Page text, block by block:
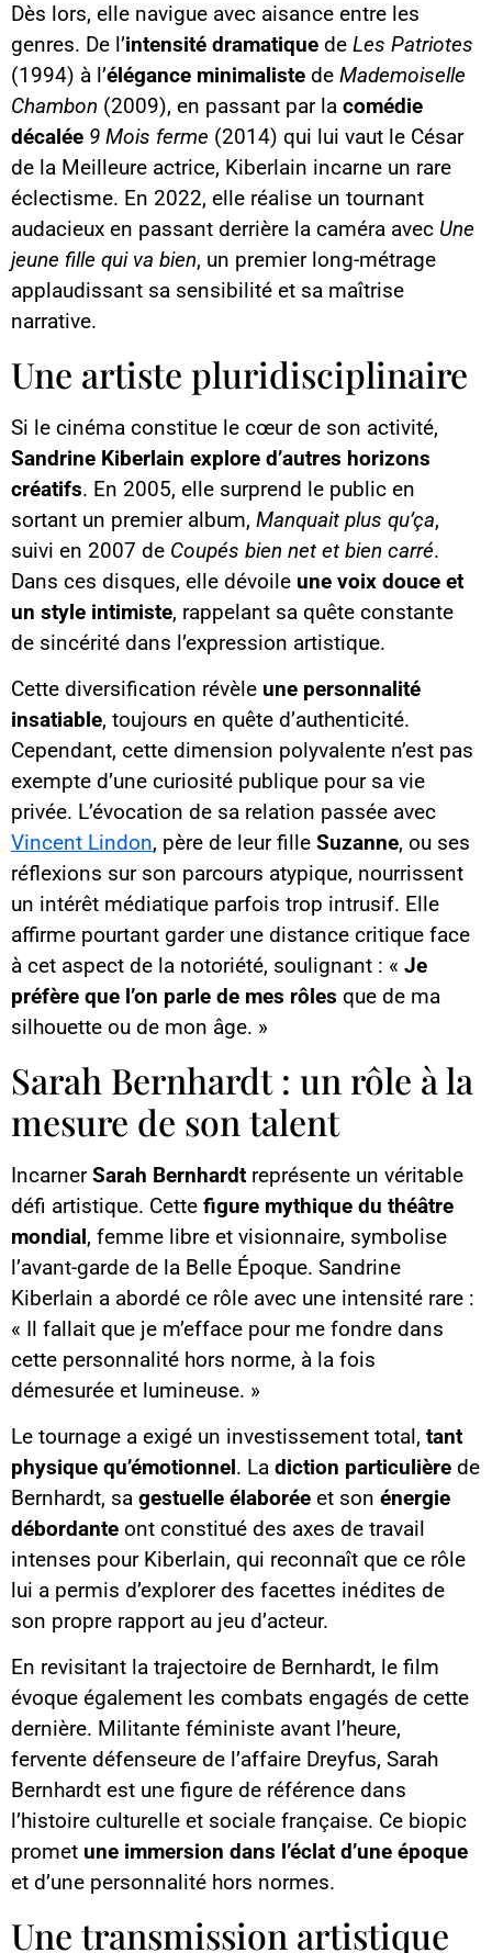
Dès lors, elle navigue avec aisance entre les
genres. De l’intensité dramatique de Les Patriotes
(1994) à l’élégance minimaliste de Mademoiselle
Chambon (2009), en passant par la comédie
décalée 9 Mois ferme (2014) qui lui vaut le César
de la Meilleure actrice, Kiberlain incarne un rare
éclectisme. En 2022, elle réalise un tournant
audacieux en passant derrière la caméra avec Une
jeune fille qui va bien, un premier long-métrage
applaudissant sa sensibilité et sa maîtrise
narrative.
Une artiste pluridisciplinaire
Si le cinéma constitue le cœur de son activité,
Sandrine Kiberlain explore d’autres horizons
créatifs. En 2005, elle surprend le public en
sortant un premier album, Manquait plus qu’ça,
suivi en 2007 de Coupés bien net et bien carré.
Dans ces disques, elle dévoile une voix douce et
un style intimiste, rappelant sa quête constante
de sincérité dans l’expression artistique.
Cette diversification révèle une personnalité
insatiable, toujours en quête d’authenticité.
Cependant, cette dimension polyvalente n’est pas
exempte d’une curiosité publique pour sa vie
privée. L’évocation de sa relation passée avec
Vincent Lindon, père de leur fille Suzanne, ou ses
réflexions sur son parcours atypique, nourrissent
un intérêt médiatique parfois trop intrusif. Elle
affirme pourtant garder une distance critique face
à cet aspect de la notoriété, soulignant : « Je
préfère que l’on parle de mes rôles que de ma
silhouette ou de mon âge. »
Sarah Bernhardt : un rôle à la
mesure de son talent
IncarnerSarah Bernhardt représente un véritable
défi artistique. Cette figure mythique du théâtre
mondial, femme libre et visionnaire, symbolise
l’avant-garde de la Belle Époque. Sandrine
Kiberlain a abordé ce rôle avec une intensité rare :
« Il fallait que je m’efface pour me fondre dans
cette personnalité hors norme, à la fois
démesurée et lumineuse. »
Le tournage a exigé un investissement total, tant
physique qu’émotionnel. La diction particulière de
Bernhardt, sa gestuelle élaborée et son énergie
débordante ont constitué des axes de travail
intenses pour Kiberlain, qui reconnaît que ce rôle
lui a permis d’explorer des facettes inédites de
son propre rapport au jeu d’acteur.
En revisitant la trajectoire de Bernhardt, le film
évoque également les combats engagés de cette
dernière. Militante féministe avant l’heure,
fervente défenseure de l’affaire Dreyfus, Sarah
Bernhardt est une figure de référence dans
l’histoire culturelle et sociale française. Ce biopic
promet une immersion dans l’éclat d’une époque
et d’une personnalité hors normes.
Une transmission artistique